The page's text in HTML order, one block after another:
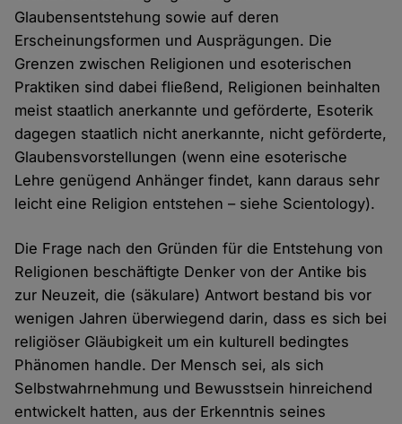
Glaubensentstehung sowie auf deren
Erscheinungsformen und Ausprägungen. Die
Grenzen zwischen Religionen und esoterischen
Praktiken sind dabei fließend, Religionen beinhalten
meist staatlich anerkannte und geförderte, Esoterik
dagegen staatlich nicht anerkannte, nicht geförderte,
Glaubensvorstellungen (wenn eine esoterische
Lehre genügend Anhänger findet, kann daraus sehr
leicht eine Religion entstehen – siehe Scientology).
Die Frage nach den Gründen für die Entstehung von
Religionen beschäftigte Denker von der Antike bis
zur Neuzeit, die (säkulare) Antwort bestand bis vor
wenigen Jahren überwiegend darin, dass es sich bei
religiöser Gläubigkeit um ein kulturell bedingtes
Phänomen handle. Der Mensch sei, als sich
Selbstwahrnehmung und Bewusstsein hinreichend
entwickelt hatten, aus der Erkenntnis seines